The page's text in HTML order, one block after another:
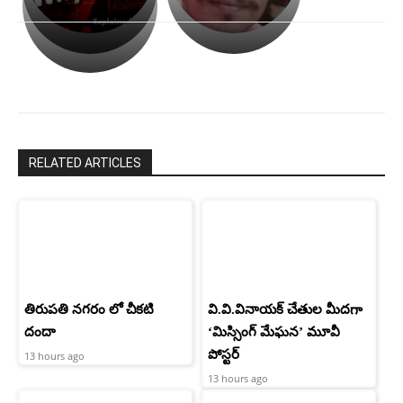
అసంపూర్ణం
స్టార్
హీరోయిన్‏గా
శ్రీనిధి
తీర్చుకున్న
ఉపాసన..
పాపం
రామ్
RELATED ARTICLES
తిరుపతి నగరం లో చీకటి
దందా
13 hours ago
వి.వి.వినాయక్ చేతుల మీదగా
‘మిస్సింగ్ మేఘన’ మూవీ
పోస్టర్
13 hours ago